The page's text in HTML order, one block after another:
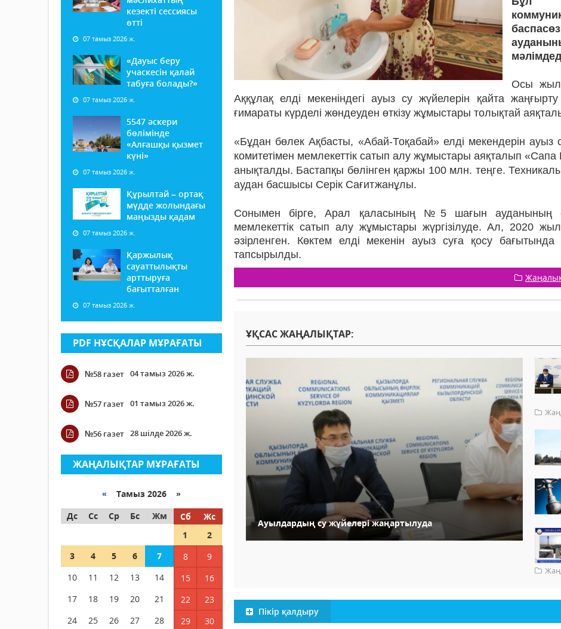
кезекті сессиясы
өтті
07 тамыз 2026 ж.
«Дауыс беру
учаскесін қалай
табуға болады?»
07 тамыз 2026 ж.
5547 әскери
бөлімінде
«Алғашқы қызмет
күні»
07 тамыз 2026 ж.
Құрылтай – ортақ
мүдде жолындағы
маңызды қадам
07 тамыз 2026 ж.
Қаржылық
сауаттылықты
арттыруға
бағытталған
07 тамыз 2026 ж.
PDF НҰСҚАЛАР МҰРАҒАТЫ
№58 газет 04 тамыз 2026 ж.
№57 газет 01 тамыз 2026 ж.
№56 газет 28 шілде 2026 ж.
ЖАҢАЛЫҚТАР МҰРАҒАТЫ
« Тамыз 2026 »
Дс
Сс Ср Бс Жм Сб
Жс
1
2
3
4 5 6 7 8
9
10
11 12 13 14 15
16
17
18 19 20 21 22
23
24
25 26 27 28 29 30
Осы
Аққұлақ елді мекеніндегі ауыз су жүйелерін қайта
ғимараты күрделі жөндеуден өткізу жұмыстары толықтай
«Бұдан бөлек Ақбасты, «Абай-Тоқабай» елді мекендерін ауыз
комитетімен мемлекеттік сатып алу жұмыстары аяқталып
анықталды. Бастапқы бөлінген қаржы 100 млн. теңге.
аудан басшысы Серік Сағитжанұлы.
Сонымен бірге, Арал қаласының №5 шағын ауданының
мемлекеттік сатып алу жұмыстары жүргізілуде. Ал, 2020
әзірленген. Көктем елді мекенін ауыз суға қосу бағытында
тапсырылды.
ҰҚСАС ЖАҢАЛЫҚТАР:
Ауылдардың су жүйелері жаңартылуда
Пікір қалдыру